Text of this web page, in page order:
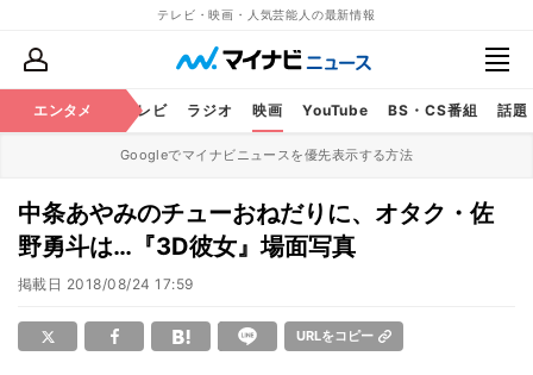
テレビ・映画・人気芸能人の最新情報
エンタメ
芸能 テレビ ラジオ 映画 YouTube BS・CS番組 話題
Googleでマイナビニュースを優先表示する方法
中条あやみのチューおねだりに、オタク・佐
野勇斗は…『3D彼女』場面写真
掲載日 2018/08/24 17:59
URLをコピー